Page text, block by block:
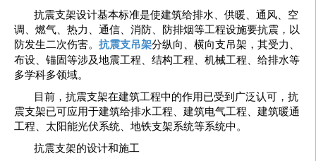
抗震支架设计基本标准是使建筑给排水、供暖、通风、空
调、燃气、热力、通信、消防、防排烟等工程设施要抗震，以
防发生二次伤害。 抗震支吊架分纵向、横向支吊架，其受力、
布设、锚固等涉及地震工程、结构工程、机械工程、给排水等
多学科多领域。
目前，抗震支架在建筑工程中的作用已受到广泛认可，抗
震支架已可应用于建筑给排水工程、建筑电气工程、建筑暖通
工程、太阳能光伏系统、地铁支架系统等系统中。
抗震支架的设计和施工